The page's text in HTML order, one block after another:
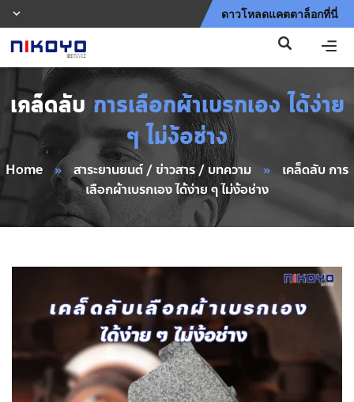
ดาวโหลดแคตตาล็อกที่นี่
เคล็ดลับ การเลือกผ้าเบรกเอง ได้ง่าย
ๆ ไม่ง้อช่าง
Home » สาระยานยนต์ / ข่าวสาร / บทความ »
เคล็ดลับ การ
เลือกผ้าเบรกเอง ได้ง่าย ๆ ไม่ง้อช่าง